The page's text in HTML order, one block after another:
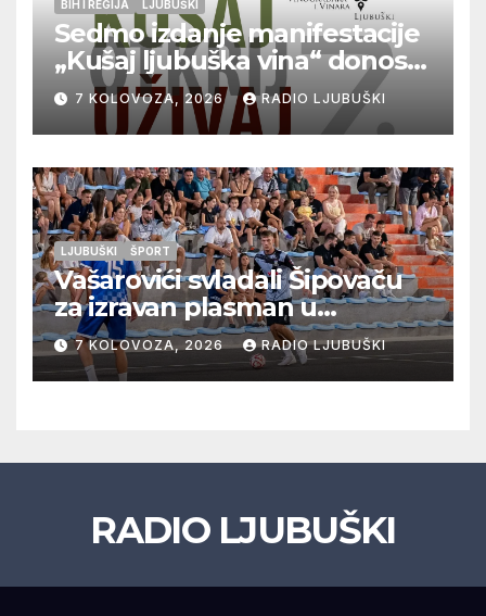
BIH I REGIJA LJUBUŠKI
Sedmo izdanje manifestacije
„Kušaj ljubuška vina“ donosi
vrhunska vina, gastronomiju i
glazbu
7 KOLOVOZA, 2026 RADIO LJUBUŠKI
LJUBUŠKI ŠPORT
Vašarovići svladali Šipovaču
za izravan plasman u
četvrtfinale, Grab izborio
prolazak dalje, Klobuk ispao,
večeras počinje četvrtfinale
7 KOLOVOZA, 2026 RADIO LJUBUŠKI
RADIO LJUBUŠKI